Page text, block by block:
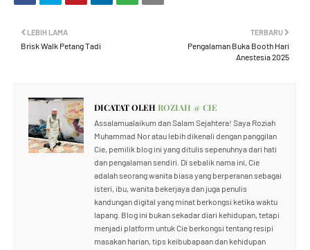
TERBARU
Pengalaman Buka Booth Hari
Anestesia 2025
LEBIH LAMA
Brisk Walk Petang Tadi
DICATAT OLEH ROZIAH @ CIE
Assalamualaikum dan Salam Sejahtera! Saya Roziah
Muhammad Nor atau lebih dikenali dengan panggilan
Cie, pemilik blog ini yang ditulis sepenuhnya dari hati
dan pengalaman sendiri. Di sebalik nama ini, Cie
adalah seorang wanita biasa yang berperanan sebagai
isteri, ibu, wanita bekerjaya dan juga penulis
kandungan digital yang minat berkongsi ketika waktu
lapang. Blog ini bukan sekadar diari kehidupan, tetapi
menjadi platform untuk Cie berkongsi tentang resipi
masakan harian, tips keibubapaan dan kehidupan